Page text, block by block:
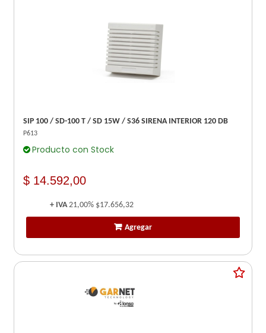
SIP 100 / SD-100 T / SD 15W / S36 SIRENA INTERIOR 120 DB
P613
Producto con Stock
$ 14.592,00
+ IVA21,00% $17.656,32
Agregar